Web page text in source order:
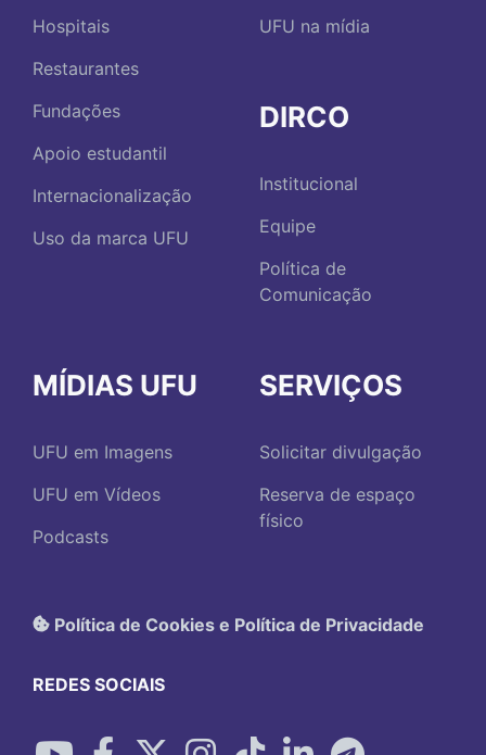
Hospitais
Restaurantes
Fundações
Apoio estudantil
Internacionalização
Uso da marca UFU
UFU na mídia
DIRCO
Institucional
Equipe
Política de
Comunicação
MÍDIAS UFU
UFU em Imagens
UFU em Vídeos
Podcasts
SERVIÇOS
Solicitar divulgação
Reserva de espaço
físico
Política de Cookies e Política de Privacidade
REDES SOCIAIS